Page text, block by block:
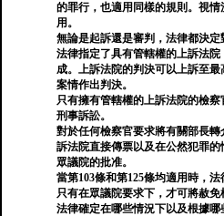
的罪行，也適用同樣的規則。視
用。
無論是起訴還是審判，法律都決定
法律指定了具有管轄權的上訴法
成。上訴法院的判決可以上訴至
案情作出判決。
只有擁有管轄權的上訴法院的檢
刑事訴訟。
對於任何檢察官要求將有關部長
訴法院直接傳票以及在公然犯罪
眾議院的批准。
當第103條和第125條均適用時，法
只有在眾議院要求下，才可將赦免
法律確定在哪些情況下以及根據哪